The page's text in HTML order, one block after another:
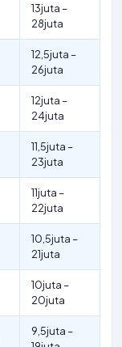
13juta –
28juta
12,5juta –
26juta
12juta –
24juta
11,5juta –
23juta
11juta –
22juta
10,5juta –
21juta
10juta –
20juta
9,5juta –